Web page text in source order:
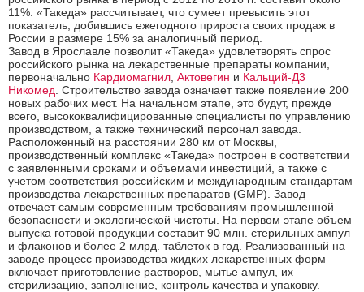
11%. «Такеда» рассчитывает, что сумеет превысить этот
показатель, добившись ежегодного прироста своих продаж в
России в размере 15% за аналогичный период.
Завод в Ярославле позволит «Такеда» удовлетворять спрос
российского рынка на лекарственные препараты компании,
первоначально Кардиомагнил Актовегин и Кальций-Д3
Никомед . Строительство завода означает также появление 200
новых рабочих мест. На начальном этапе, это будут, прежде
всего, высококвалифицированные специалисты по управлению
производством, а также технический персонал завода.
Расположенный на расстоянии 280 км от Москвы,
производственный комплекс «Такеда» построен в соответствии
с заявленными сроками и объемами инвестиций, а также с
учетом соответствия российским и международным стандартам
производства лекарственных препаратов (GMP). Завод
отвечает самым современным требованиям промышленной
безопасности и экологической чистоты. На первом этапе объем
выпуска готовой продукции составит 90 млн. стерильных ампул
и флаконов и более 2 млрд. таблеток в год. Реализованный на
заводе процесс производства жидких лекарственных форм
включает приготовление растворов, мытье ампул, их
стерилизацию, заполнение, контроль качества и упаковку.